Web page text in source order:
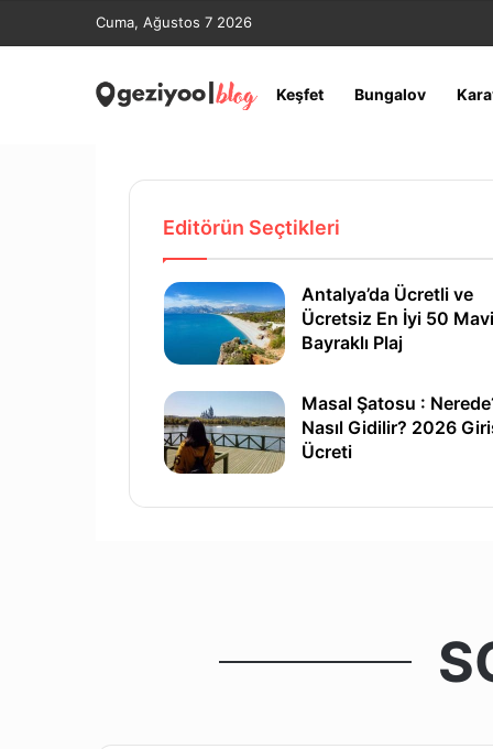
Cuma, Ağustos 7 2026
Keşfet Bungalov
Editörün Seçtikleri
Antalya’da Ücretli ve
Ücretsiz En İyi 50 Mavi
Bayraklı Plaj
Masal Şatosu :
Nasıl Gidilir? 2026
Ücreti